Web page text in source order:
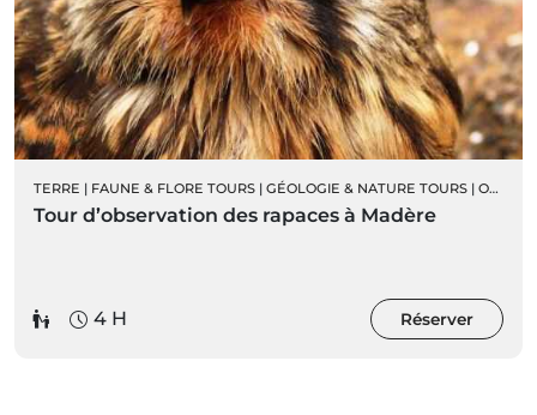
TERRE | FAUNE & FLORE TOURS | GÉOLOGIE & NATURE TOURS | ORNITHOLOGIE
Tour d’observation des rapaces à Madère
4 H Réserver